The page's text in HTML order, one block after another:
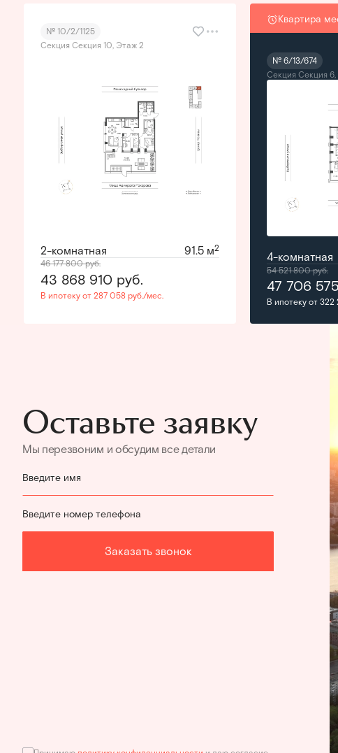
№ 10/2/1125
Секция Секция 10, Этаж 2
2-комнатная 91.5 м2
46 177 800руб.
43 868 910 руб.
В ипотеку от 287 058 руб./мес.
Квартира
№ 6/13/674
Секция Секция 6,
4-комнатная
54 521 800руб.
47 706 575
В ипотеку от 322
Оставьте заявку
Мы перезвоним и обсудим все детали
Введите имя
Введите номер телефона
Заказать звонок